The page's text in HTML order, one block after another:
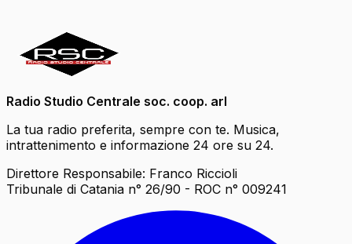
Radio Studio Centrale soc. coop. arl
La tua radio preferita, sempre con te. Musica,
intrattenimento e informazione 24 ore su 24.
Direttore Responsabile: Franco Riccioli
Tribunale di Catania n° 26/90 - ROC n° 009241